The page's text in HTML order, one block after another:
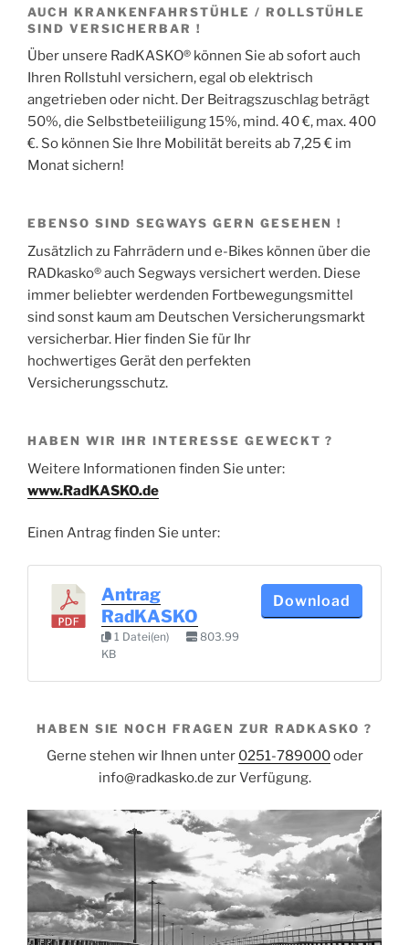
AUCH KRANKENFAHRSTÜHLE / ROLLSTÜHLE
SIND VERSICHERBAR !
Über unsere RadKASKO® können Sie ab sofort auch
Ihren Rollstuhl versichern, egal ob elektrisch
angetrieben oder nicht. Der Beitragszuschlag beträgt
50%, die Selbstbeteiiligung 15%, mind. 40 €, max. 400
€. So können Sie Ihre Mobilität bereits ab 7,25 € im
Monat sichern!
EBENSO SIND SEGWAYS GERN GESEHEN !
Zusätzlich zu Fahrrädern und e-Bikes können über die
RADkasko® auch Segways versichert werden. Diese
immer beliebter werdenden Fortbewegungsmittel
sind sonst kaum am Deutschen Versicherungsmarkt
versicherbar. Hier finden Sie für Ihr
hochwertiges Gerät den perfekten
Versicherungsschutz.
HABEN WIR IHR INTERESSE GEWECKT ?
Weitere Informationen finden Sie unter:
www.RadKASKO.de
Einen Antrag finden Sie unter:
Antrag
RadKASKO
1 Datei(en)
803.99
KB
Download
HABEN SIE NOCH FRAGEN ZUR RADKASKO ?
Gerne stehen wir Ihnen unter 0251-789000oder
info@radkasko.de zur Verfügung.